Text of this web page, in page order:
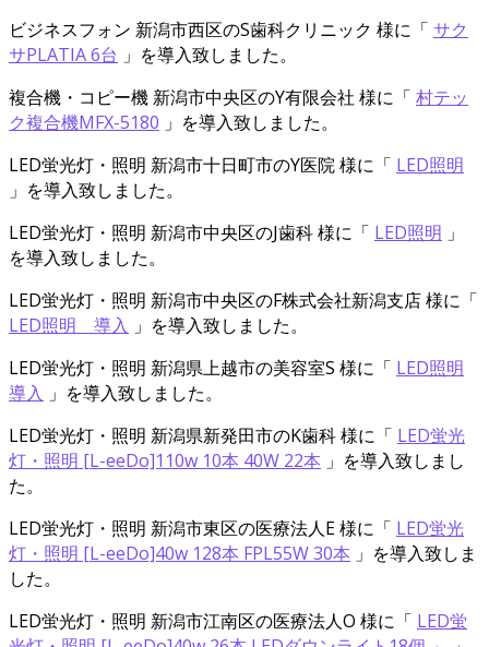
ビジネスフォン 新潟市西区のS歯科クリニック 様に「 サク
サPLATIA 6台 」を導入致しました。
複合機・コピー機 新潟市中央区のY有限会社 様に「 村テッ
ク複合機MFX-5180 」を導入致しました。
LED蛍光灯・照明 新潟市十日町市のY医院 様に「 LED照明
」を導入致しました。
LED蛍光灯・照明 新潟市中央区のJ歯科 様に「 LED照明 」
を導入致しました。
LED蛍光灯・照明 新潟市中央区のF株式会社新潟支店 様に「
LED照明 導入 」を導入致しました。
LED蛍光灯・照明 新潟県上越市の美容室S 様に「 LED照明
導入 」を導入致しました。
LED蛍光灯・照明 新潟県新発田市のK歯科 様に「 LED蛍光
灯・照明 [L-eeDo]110w 10本 40W 22本 」を導入致しまし
た。
LED蛍光灯・照明 新潟市東区の医療法人E 様に「 LED蛍光
灯・照明 [L-eeDo]40w 128本 FPL55W 30本 」を導入致しま
した。
LED蛍光灯・照明 新潟市江南区の医療法人O 様に「 LED蛍